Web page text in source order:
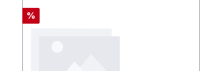
Rabatt
%